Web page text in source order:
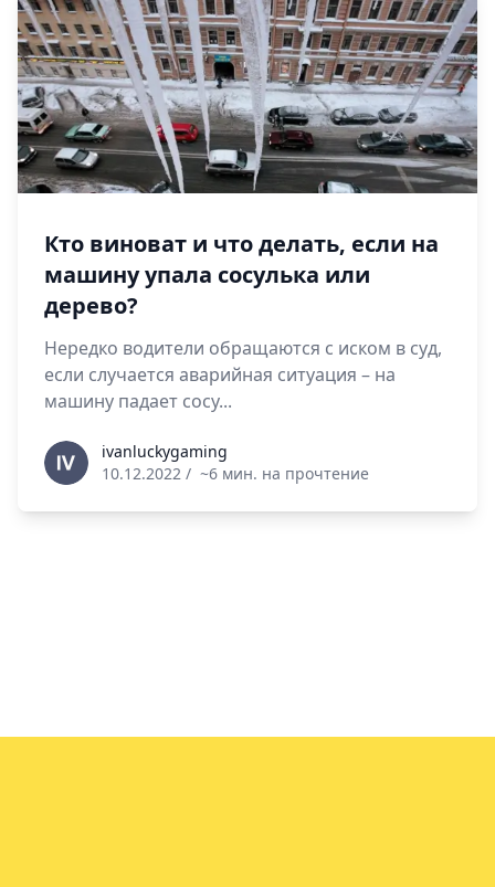
Кто виноват и что делать, если на
машину упала сосулька или
дерево?
Нередко водители обращаются с иском в суд,
если случается аварийная ситуация – на
машину падает сосу...
ivanluckygaming
ivanluckygaming
10.12.2022 / ~6 мин. на прочтение